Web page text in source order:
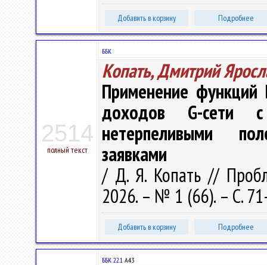
Добавить в корзину Подробнее
2514
полный текст
ББК
Копать, Дмитрий
Применение
доходов G-сети
нетерпеливыми
заявками
/ Д. Я. Копать //
2026. – № 1 (66). – С.
Добавить в корзину Подробнее
ББК 22.1 А43